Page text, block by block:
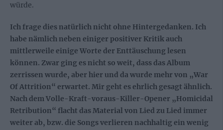
würde.
Ich frage dies natürlich nicht ohne Hintergedanken. Ich
habe nämlich neben einiger positiver Kritik auch
mittlerweile einige Worte der Enttäuschung lesen
können. Zwar ging es nicht so weit, dass das Album
zerrissen wurde, aber hier und da wurde mehr von „War
Of Attrition“ erwartet. Mir geht es ehrlich gesagt ähnlich.
Nach dem Volle-Kraft-voraus-Killer-Opener „Homicidal
Retribution“ flacht das Material von Lied zu Lied immer
weiter ab, bzw. die Songs verlieren nachhaltig ein wenig